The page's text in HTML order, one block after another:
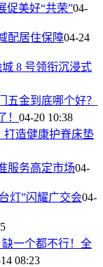
促美好“共荣”04-
配居住保障04-24
8 号领衔沉浸式
五金到底哪个好？
！ 04-20 10:38
打造健康护脊床垫
服务高定市场04-
灯”闪耀广交会04-
一个都不行！全
08:23